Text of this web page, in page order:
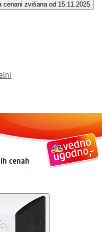
cenani zvišana od 15.11.2025
cenah